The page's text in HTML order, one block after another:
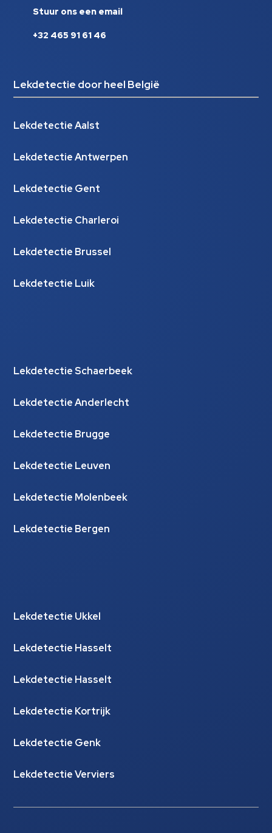
Stuur ons een email
+32 465 91 61 46
Lekdetectie door heel België
Lekdetectie Aalst
Lekdetectie Antwerpen
Lekdetectie Gent
Lekdetectie Charleroi
Lekdetectie Brussel
Lekdetectie Luik
Lekdetectie Schaerbeek
Lekdetectie Anderlecht
Lekdetectie Brugge
Lekdetectie Leuven
Lekdetectie Molenbeek
Lekdetectie Bergen
Lekdetectie Ukkel
Lekdetectie Hasselt
Lekdetectie Hasselt
Lekdetectie Kortrijk
Lekdetectie Genk
Lekdetectie Verviers